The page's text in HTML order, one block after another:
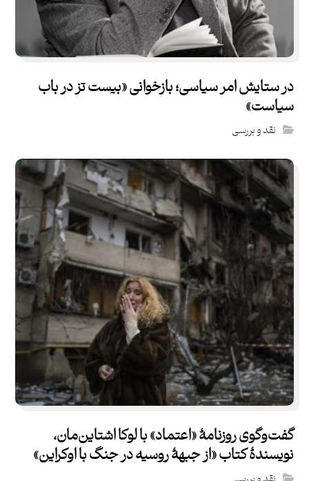
در ستایش امر سیاسی؛ بازخوانی «بیست تز در باب
سیاست»
نقد و بررسی
گفت‌و‌گوی روزنامۀ «اعتماد» با لوکا اشتاین‌مان،
نویسندۀ کتاب «از جبهۀ روسیه در جنگ با اوکراین»